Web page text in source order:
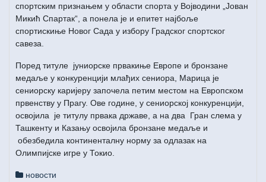
спортским признањем у области спорта у Војводини „Јован
Микић Спартак“, а понела је и епитет најбоље
спортискиње Новог Сада у избору Градског спортског
савеза.
Поред титуле јуниорске првакиње Европе и бронзане
медаље у конкуренцији млађих сениора, Марица је
сениорску каријеру започела петим местом на Европском
првенству у Прагу. Ове године, у сениорској конкуренцији,
освојила је титулу првака државе, а на два Гран слема у
Ташкенту и Казању освојила бронзане медаље и
обезбедила континенталну норму за одлазак на
Олимпијске игре у Токио.
новости